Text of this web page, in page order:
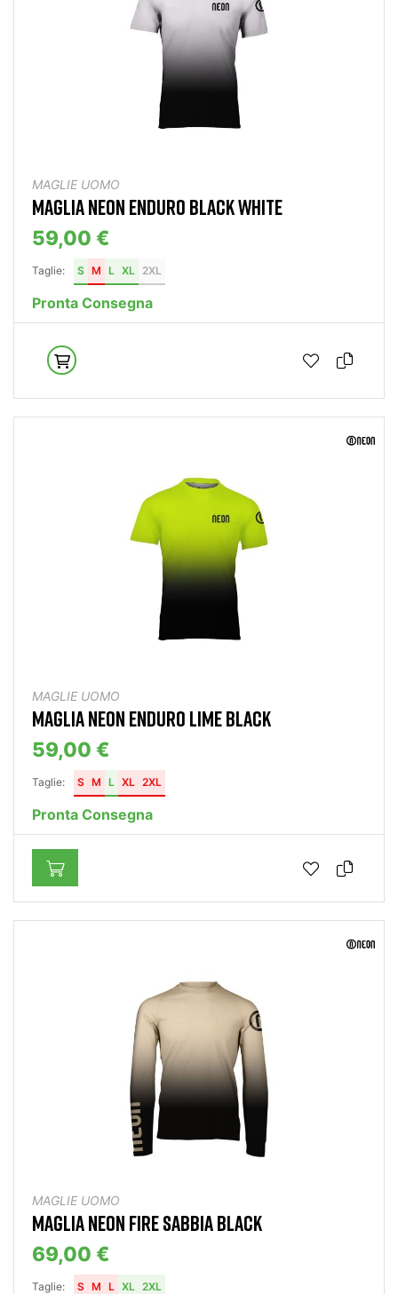
MAGLIE UOMO
MAGLIA NEON ENDURO BLACK WHITE
59,00 €
Taglie: S M L XL 2XL
Pronta Consegna
MAGLIE UOMO
MAGLIA NEON ENDURO LIME BLACK
59,00 €
Taglie: S M L XL 2XL
Pronta Consegna
MAGLIE UOMO
MAGLIA NEON FIRE SABBIA BLACK
69,00 €
Taglie: S M L XL 2XL